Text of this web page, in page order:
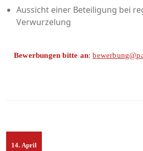
Aussicht einer Beteiligung bei
Verwurzelung
Bewerbungen bitte an:
14. April